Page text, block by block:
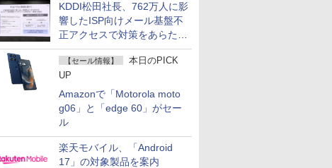
KDDI松田社長、762万人に影
響したISP向けメール基盤不
正アクセスで対策をあらため
て説明
【セール情報】
本日のPICK
UP
Amazonで「Motorola moto
g06」と「edge 60」がセー
ル
楽天モバイル、「Android
17」の対象製品を案内